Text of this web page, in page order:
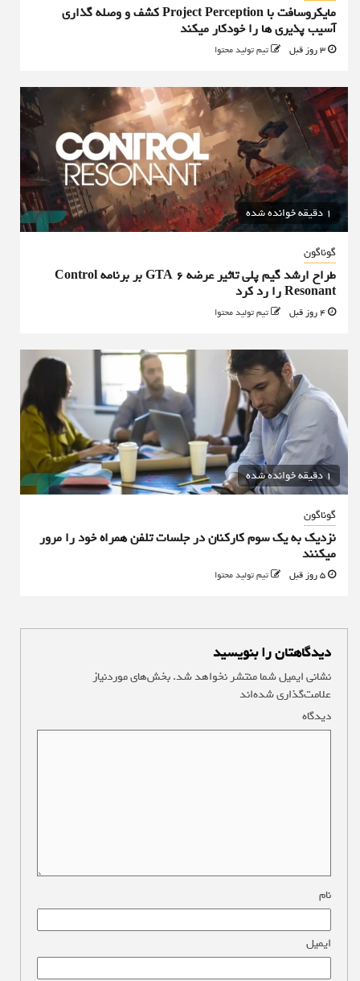
مایکروسافت با Project Perception کشف و وصله گذاری
آسیب پذیری ها را خودکار میکند
تیم تولید محتوا
1 دقیقه خوانده شده
گوناگون
طراح ارشد گیم پلی تاثیر عرضه GTA 6 بر برنامه Control
Resonant را رد کرد
تیم تولید محتوا
1 دقیقه خوانده شده
گوناگون
نزدیک به یک سوم کارکنان در جلسات تلفن همراه خود را مرور
میکنند
تیم تولید محتوا
دیدگاهتان را بنویسید
نشانی ایمیل شما منتشر نخواهد شد.بخش‌های موردنیاز
علامت‌گذاری شده‌اند
دیدگاه
نام
ایمیل